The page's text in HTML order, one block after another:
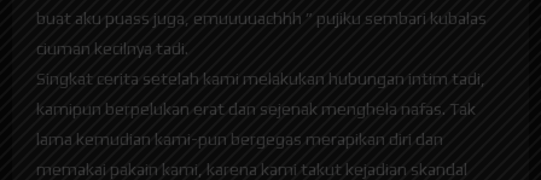
buat aku puass juga, emuuuuachhh ” pujiku sembari kubalas
ciuman kecilnya tadi.
Singkat cerita setelah kami melakukan hubungan intim tadi,
kamipun berpelukan erat dan sejenak menghela nafas. Tak
lama kemudian kami-pun bergegas merapikan diri dan
memakai pakain kami, karena kami takut kejadian skandal